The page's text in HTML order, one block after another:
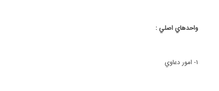
واحدهاي اصلي :
1- امور دعاوي